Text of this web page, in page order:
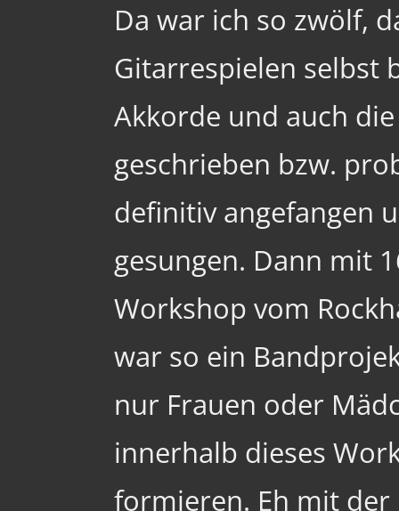
Da war ich so zwölf,
Gitarrespielen selbst
Akkorde und auch
geschrieben bzw.
definitiv angefangen
gesungen. Dann mit
Workshop vom
war so ein
nur Frauen oder
innerhalb dieses
formieren. Eh mit